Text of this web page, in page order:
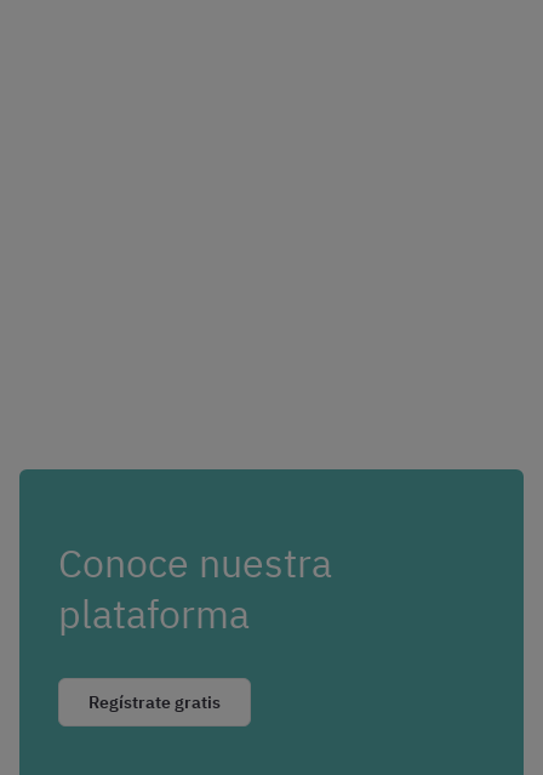
Conoce nuestra
plataforma
Regístrate gratis